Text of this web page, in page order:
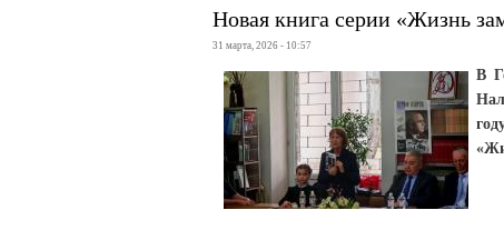
Новая книга серии «Жизнь
31 марта, 2026 - 10:57
В